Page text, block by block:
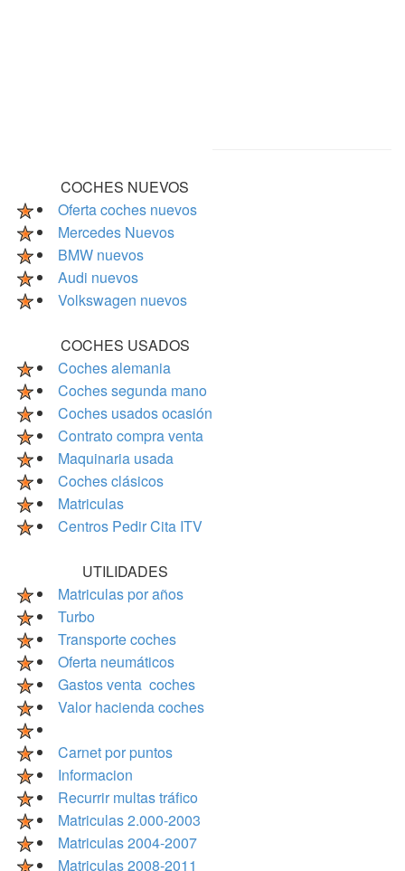
COCHES NUEVOS
Oferta coches nuevos
Mercedes Nuevos
BMW nuevos
Audi nuevos
Volkswagen nuevos
COCHES USADOS
Coches alemania
Coches segunda mano
Coches usados ocasión
Contrato compra venta
Maquinaria usada
Coches clásicos
Matriculas
Centros Pedir Cita ITV
UTILIDADES
Matriculas por años
Turbo
Transporte coches
Oferta neumáticos
Gastos venta coches
Valor hacienda coches
Carnet por puntos
Informacion
Recurrir multas tráfico
Matriculas 2.000-2003
Matriculas 2004-2007
Matriculas 2008-2011